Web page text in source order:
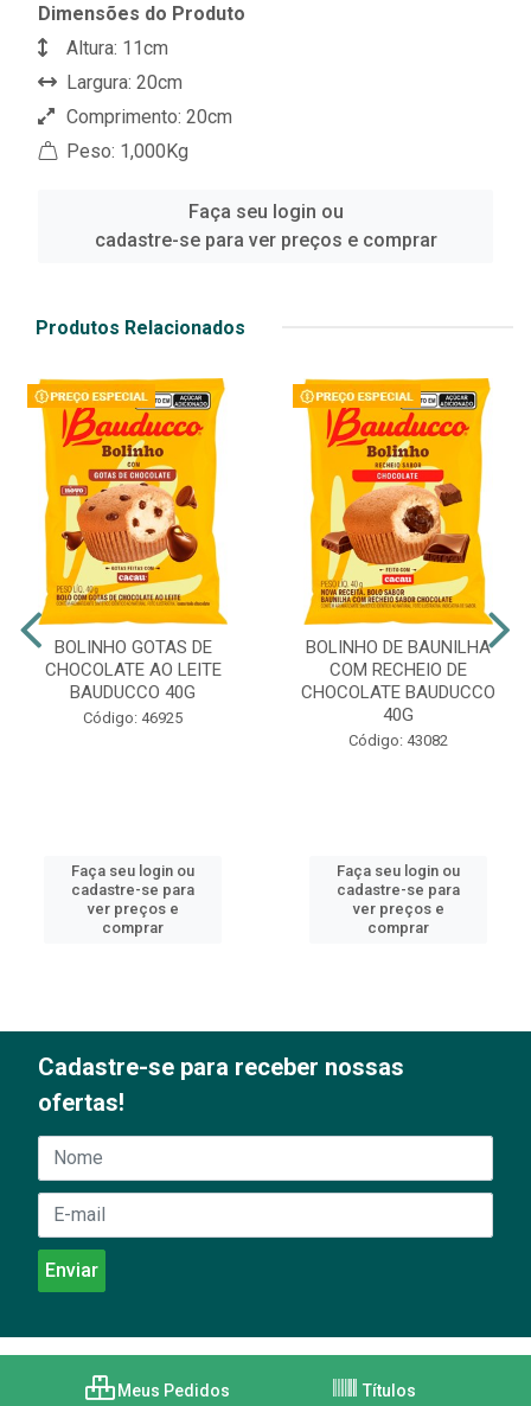
Dimensões do Produto
Altura: 11cm
Largura: 20cm
Comprimento: 20cm
Peso: 1,000Kg
Faça seu login ou
cadastre-se para ver preços e comprar
Produtos Relacionados
BOLINHO GOTAS DE
CHOCOLATE AO LEITE
BAUDUCCO 40G
Código: 46925
Faça seu login ou
cadastre-se para
ver preços e
comprar
BOLINHO DE BAUNILHA
COM RECHEIO DE
CHOCOLATE BAUDUCCO
40G
Código: 43082
Faça seu login ou
cadastre-se para
ver preços e
comprar
Cadastre-se para receber nossas
ofertas!
Meus Pedidos Títulos